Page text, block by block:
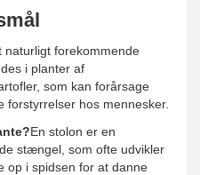
naturligt forekommende
i planter af
som kan forårsage
forstyrrelser hos mennesker.
En stolon er en
stængel, som ofte udvikler
op i spidsen for at danne